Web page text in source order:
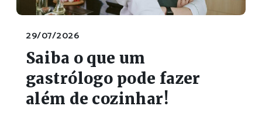
29/07/2026
Saiba o que um
gastrólogo pode fazer
além de cozinhar!